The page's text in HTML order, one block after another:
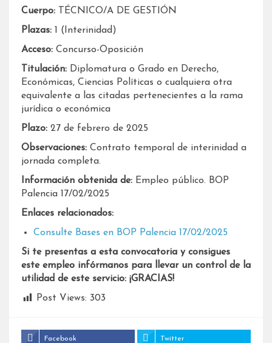
Cuerpo: TÉCNICO/A DE GESTIÓN
Plazas: 1 (Interinidad)
Acceso: Concurso-Oposición
Titulación: Diplomatura o Grado en Derecho,
Económicas, Ciencias Políticas o cualquiera otra
equivalente a las citadas pertenecientes a la rama
jurídica o económica
Plazo: 27 de febrero de 2025
Observaciones: Contrato temporal de interinidad a
jornada completa.
Información obtenida de: Empleo público. BOP
Palencia 17/02/2025
Enlaces relacionados:
Consulte Bases en BOP Palencia 17/02/2025
Si te presentas a esta convocatoria y consigues
este empleo infórmanos para llevar un control de la
utilidad de este servicio: ¡GRACIAS!
Post Views: 303
Facebook Twitter